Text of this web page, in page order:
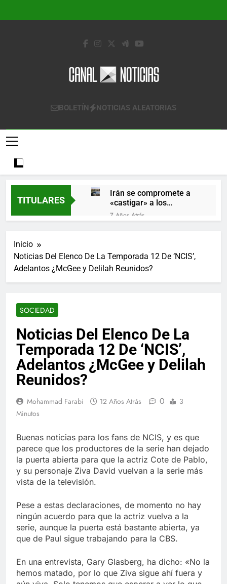
Canal Noticias
Canal Noticias
BOLETÍN NOTICIAS ALEATORIAS
TITULARES
Irán se compromete a
«castigar» a los
responsables de
derribar un avión
7 Años Atrás
diciembre
Los últimos paquetes
especiales Hush Socks
7 Años Atrás
La familia Kennedy
entierra a otro
miembro de la familia
7 Años Atrás
Cápsulas Ultra Max
Testo a Precios
Colombia, Perú ,
Crema Precios –
México – Descuentos
Masivos en Mercado
Libre
7 Años Atrás
Crucero en México te
lleva a lugares
secuestrados
deepfake de Samsung
fabrica un clip de
movimiento desde una
sola foto
7 Años Atrás
Inicio
Noticias Del Elenco De La Temporada 12 De ‘NCIS’,
Adelantos ¿McGee y Delilah Reunidos?
SOCIEDAD
Noticias Del Elenco De La
Temporada 12 De ‘NCIS’,
Adelantos ¿McGee y Delilah
Reunidos?
Mohammad Farabi 12 Años Atrás 0
3
Minutos
Buenas noticias para los fans de NCIS, y es que
parece que los productores de la serie han dejado
la puerta abierta para que la actriz Cote de Pablo,
y su personaje Ziva David vuelvan a la serie más
vista de la televisión.
Pese a estas declaraciones, de momento no hay
ningún acuerdo para que la actriz vuelva a la
serie, aunque la puerta está bastante abierta, ya
que de Paul sigue trabajando para la CBS.
En una entrevista, Gary Glasberg, ha dicho: «No la
hemos matado, por lo que Ziva sigue ahí fuera y